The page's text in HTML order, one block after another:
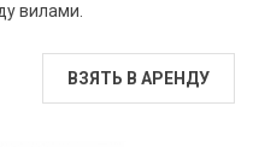
вилами.
ВЗЯТЬ В АРЕНДУ